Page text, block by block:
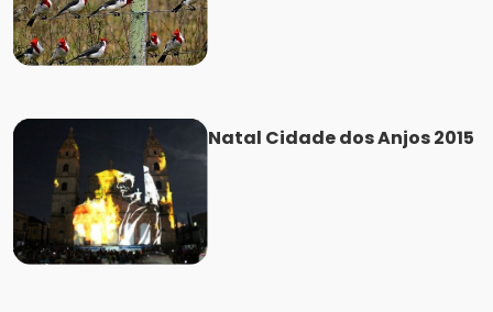
Natal Cidade dos Anjos 2015